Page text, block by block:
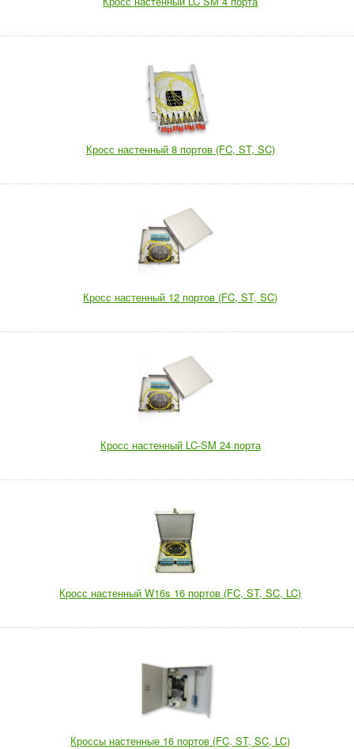
Кросс настенный 8 портов (FC, ST, SC)
Кросс настенный 12 портов (FC, ST, SC)
Кросс настенный LC-SM 24 порта
Кросс настенный W16s 16 портов (FC, ST, SC, LC)
Кроссы настенные 16 портов (FC, ST, SC, LC)